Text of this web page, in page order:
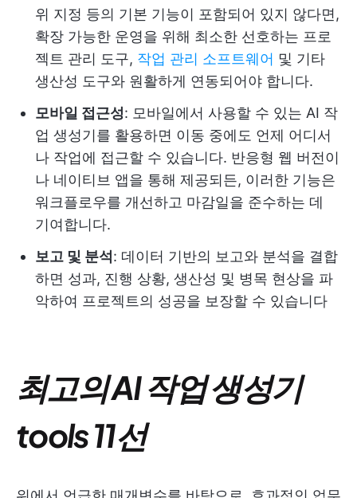
위 지정 등의 기본 기능이 포함되어 있지 않다면,
확장 가능한 운영을 위해 최소한 선호하는 프로
젝트 관리 도구, 작업 관리 소프트웨어 및 기타
생산성 도구와 원활하게 연동되어야 합니다.
모바일 접근성: 모바일에서 사용할 수 있는 AI 작
업 생성기를 활용하면 이동 중에도 언제 어디서
나 작업에 접근할 수 있습니다. 반응형 웹 버전이
나 네이티브 앱을 통해 제공되든, 이러한 기능은
워크플로우를 개선하고 마감일을 준수하는 데
기여합니다.
보고 및 분석 : 데이터 기반의 보고와 분석을 결합
하면 성과, 진행 상황, 생산성 및 병목 현상을 파
악하여 프로젝트의 성공을 보장할 수 있습니다
최고의 AI 작업 생성기
tools 11선